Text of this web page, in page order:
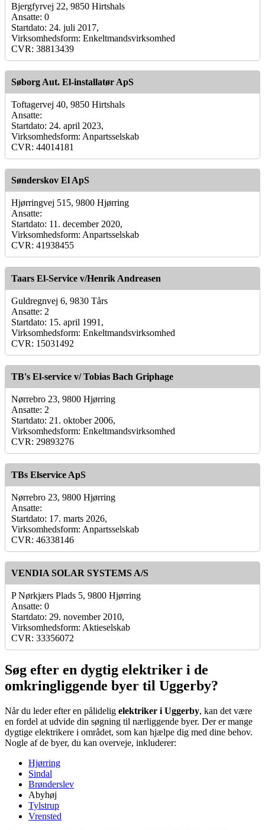
Bjergfyrvej 22, 9850 Hirtshals
Ansatte: 0
Startdato: 24. juli 2017,
Virksomhedsform: Enkeltmandsvirksomhed
CVR: 38813439
Søborg Aut. El-installatør ApS
Toftagervej 40, 9850 Hirtshals
Ansatte:
Startdato: 24. april 2023,
Virksomhedsform: Anpartsselskab
CVR: 44014181
Sønderskov El ApS
Hjørringvej 515, 9800 Hjørring
Ansatte:
Startdato: 11. december 2020,
Virksomhedsform: Anpartsselskab
CVR: 41938455
Taars El-Service v/Henrik Andreasen
Guldregnvej 6, 9830 Tårs
Ansatte: 2
Startdato: 15. april 1991,
Virksomhedsform: Enkeltmandsvirksomhed
CVR: 15031492
TB's El-service v/ Tobias Bach Griphage
Nørrebro 23, 9800 Hjørring
Ansatte: 2
Startdato: 21. oktober 2006,
Virksomhedsform: Enkeltmandsvirksomhed
CVR: 29893276
TBs Elservice ApS
Nørrebro 23, 9800 Hjørring
Ansatte:
Startdato: 17. marts 2026,
Virksomhedsform: Anpartsselskab
CVR: 46338146
VENDIA SOLAR SYSTEMS A/S
P Nørkjærs Plads 5, 9800 Hjørring
Ansatte: 0
Startdato: 29. november 2010,
Virksomhedsform: Aktieselskab
CVR: 33356072
Søg efter en dygtig elektriker i de
omkringliggende byer til Uggerby?
Når du leder efter en pålidelig elektriker i Uggerby, kan det være
en fordel at udvide din søgning til nærliggende byer. Der er mange
dygtige elektrikere i området, som kan hjælpe dig med dine behov.
Nogle af de byer, du kan overveje, inkluderer:
Hjørring
Sindal
Brønderslev
Abyhøj
Tylstrup
Vrensted